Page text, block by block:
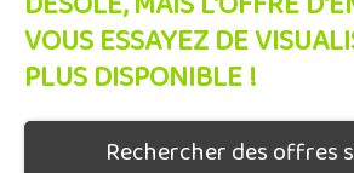
VOUS ESSAYEZ DE
PLUS DISPONIBLE !
Rechercher des offres